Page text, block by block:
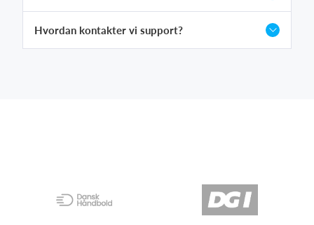
Hvordan kontakter vi support?